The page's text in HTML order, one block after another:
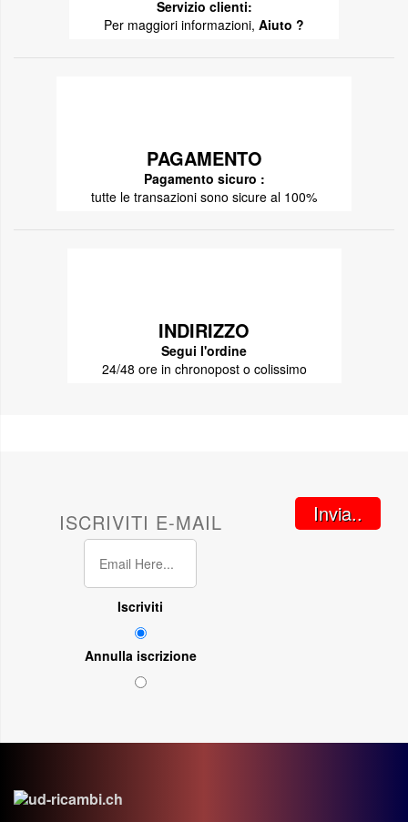
Servizio clienti:
Per maggiori informazioni, Aiuto ?
PAGAMENTO
Pagamento sicuro :
tutte le transazioni sono sicure al 100%
INDIRIZZO
Segui l'ordine
24/48 ore in chronopost o colissimo
ISCRIVITI E-MAIL
Iscriviti
Annulla iscrizione
Invia..